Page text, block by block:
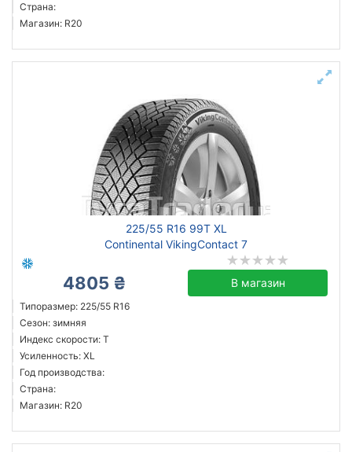
Страна:
Магазин: R20
225/55 R16 99T XL
Continental VikingContact 7
4805 ₴ В магазин
Типоразмер: 225/55 R16
Сезон: зимняя
Индекс скорости: T
Усиленность: XL
Год производства:
Страна:
Магазин: R20